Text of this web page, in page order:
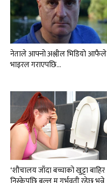
नेताले आफ्नो अश्लील भिडियो आफैले
भाइरल गराएपछि…
‘शौचालय जाँदा बच्चाको खुट्टा बाहिर